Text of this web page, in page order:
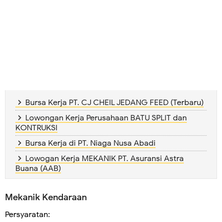
Bursa Kerja PT. CJ CHEIL JEDANG FEED (Terbaru)
Lowongan Kerja Perusahaan BATU SPLIT dan
KONTRUKSI
Bursa Kerja di PT. Niaga Nusa Abadi
Lowogan Kerja MEKANIK PT. Asuransi Astra
Buana (AAB)
Mekanik Kendaraan
Persyaratan: